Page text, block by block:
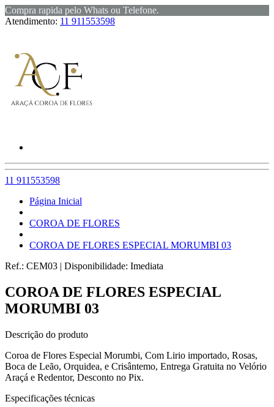
Compra rapida pelo Whats ou Telefone.
Atendimento: 11 911553598
11 911553598
Página Inicial
COROA DE FLORES
COROA DE FLORES ESPECIAL MORUMBI 03
Ref.: CEM03 | Disponibilidade: Imediata
COROA DE FLORES ESPECIAL
MORUMBI 03
Descrição do produto
Coroa de Flores Especial Morumbi, Com Lirio importado, Rosas,
Boca de Leão, Orquidea, e Crisântemo, Entrega Gratuita no Velório
Araçá e Redentor, Desconto no Pix.
Especificações técnicas